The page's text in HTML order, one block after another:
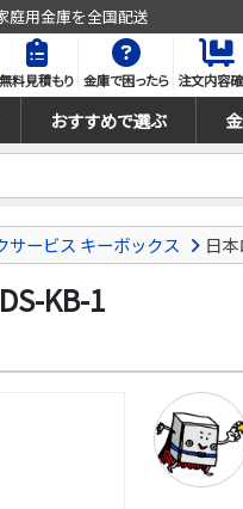
庭用金庫を全国配送
無料見積もり 金庫で困ったら 注文内容
おすすめで選ぶ
サービス キーボックス 日
KB-1